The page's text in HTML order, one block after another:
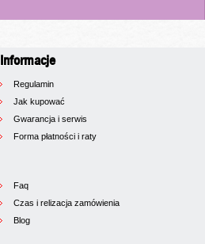
Informacje
Regulamin
Jak kupować
Gwarancja i serwis
Forma płatności i raty
Faq
Czas i relizacja zamówienia
Blog